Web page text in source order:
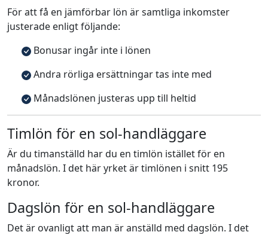
För att få en jämförbar lön är samtliga inkomster
justerade enligt följande:
Bonusar ingår inte i lönen
Andra rörliga ersättningar tas inte med
Månadslönen justeras upp till heltid
Timlön för en sol-handläggare
Är du timanställd har du en timlön istället för en
månadslön. I det här yrket är timlönen i snitt 195
kronor.
Dagslön för en sol-handläggare
Det är ovanligt att man är anställd med dagslön. I det